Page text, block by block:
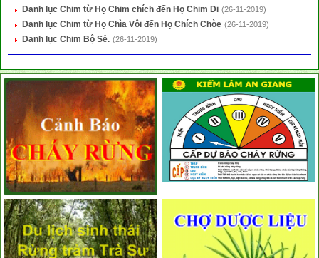
Danh lục Chim từ Họ Chim chích đến Họ Chim Di (26-11-2019)
Danh lục Chim từ Họ Chìa Vôi đến Họ Chích Chòe (26-11-2019)
Danh lục Chim Bộ Sẻ. (26-11-2019)